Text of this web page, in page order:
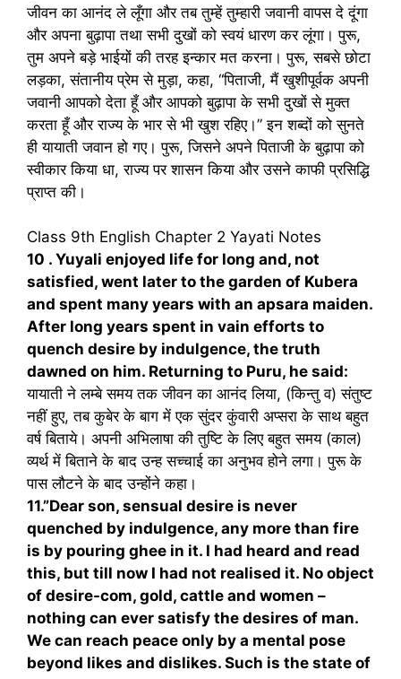
जीवन का आनंद ले लूँगा और तब तुम्हें तुम्हारी जवानी वापस दे दूंगा
और अपना बुढ़ापा तथा सभी दुखों को स्वयं धारण कर लूंगा। पुरू,
तुम अपने बड़े भाईयों की तरह इन्कार मत करना। पुरू, सबसे छोटा
लड़का, संतानीय प्रेम से मुड़ा, कहा, “पिताजी, मैं खुशीपूर्वक अपनी
जवानी आपको देता हूँ और आपको बुढ़ापा के सभी दुखों से मुक्त
करता हूँ और राज्य के भार से भी खुश रहिए।” इन शब्दों को सुनते
ही यायाती जवान हो गए। पुरू, जिसने अपने पिताजी के बुढ़ापा को
स्वीकार किया धा, राज्य पर शासन किया और उसने काफी प्रसिद्धि
प्राप्त की।
Class 9th English Chapter 2 Yayati Notes
10 . Yuyali enjoyed life for long and, not
satisfied, went later to the garden of Kubera
and spent many years with an apsara maiden.
After long years spent in vain efforts to
quench desire by indulgence, the truth
dawned on him. Returning to Puru, he said:
यायाती ने लम्बे समय तक जीवन का आनंद लिया, (किन्तु व) संतुष्ट
नहीं हुए, तब कुबेर के बाग में एक सुंदर कुंवारी अप्सरा के साथ बहुत
वर्ष बिताये। अपनी अभिलाषा की तुष्टि के लिए बहुत समय (काल)
व्यर्थ में बिताने के बाद उन्ह सच्चाई का अनुभव होने लगा। पुरू के
पास लौटने के बाद उन्होंने कहा।
11.”Dear son, sensual desire is never
quenched by indulgence, any more than fire
is by pouring ghee in it. I had heard and read
this, but till now I had not realised it. No object
of desire-com, gold, cattle and women –
nothing can ever satisfy the desires of man.
We can reach peace only by a mental pose
beyond likes and dislikes. Such is the state of